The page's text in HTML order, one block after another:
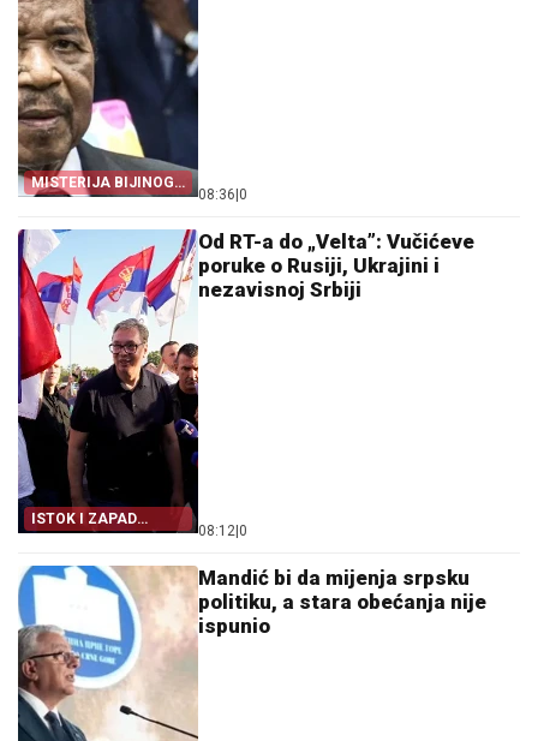
MISTERIJA BIJINOG
ODSUSTVA
08:36 0
ISTOK I ZAPAD
PRENOSE VUČIĆA
Od RT-a do „Velta”: Vučićeve
poruke o Rusiji, Ukrajini i
nezavisnoj Srbiji
08:12 0
Mandić bi da mijenja srpsku
politiku, a stara obećanja nije
ispunio